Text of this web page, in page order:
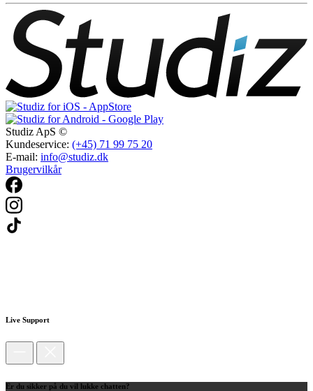
Studiz ApS ©
Kundeservice: (+45) 71 99 75 20
E-mail: info@studiz.dk
Brugervilkår
Live Support
Er du sikker på du vil lukke chatten?